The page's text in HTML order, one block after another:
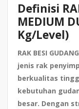
Definisi
MEDIUM
Kg/Level)
RAK BESI
jenis rak
berkualitas
kebutuhan
besar. Dengan